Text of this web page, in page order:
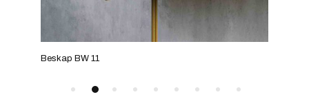
Beskap BW 11